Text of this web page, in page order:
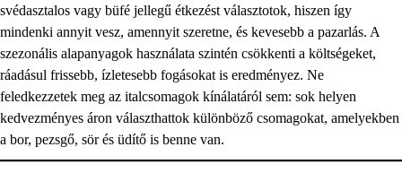
svédasztalos vagy büfé jellegű étkezést választotok, hiszen így
mindenki annyit vesz, amennyit szeretne, és kevesebb a pazarlás. A
szezonális alapanyagok használata szintén csökkenti a költségeket,
ráadásul frissebb, ízletesebb fogásokat is eredményez. Ne
feledkezzetek meg az italcsomagok kínálatáról sem: sok helyen
kedvezményes áron választhattok különböző csomagokat, amelyekben
a bor, pezsgő, sör és üdítő is benne van.